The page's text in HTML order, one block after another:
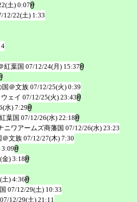
土) 0:07
12/22(土) 1:33
紅葉国 07/12/24(月) 15:37
＠文族07/12/25(火) 0:39
ェイ 07/12/25(火) 23:43
水) 7:29
葉国 07/12/26(水) 22:18
ワアームズ商藩国 07/12/26(水) 23:23
文族07/12/27(木) 7:30
金) 3:18
土) 4:36
07/12/29(土) 10:33
07/12/29(土) 21:11